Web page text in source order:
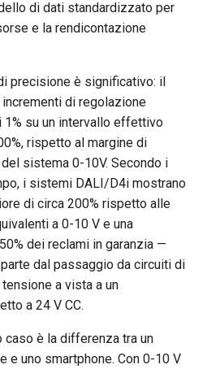
di dati standardizzato per
e la rendicontazione
precisione è significativo: il
di regolazione
1% su un intervallo effettivo
rispetto al margine di
sistema 0-10V. Secondo i
i sistemi DALI/D4i mostrano
di circa 200% rispetto alle
a 0-10 V e una
dei reclami in garanzia —
dal passaggio da circuiti di
a vista a un
a 24 V CC.
caso è la differenza tra un
e uno smartphone. Con 0-10 V